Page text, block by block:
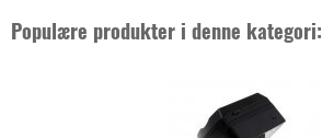
Populære produkter i denne kategori: